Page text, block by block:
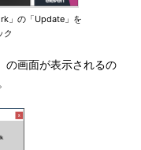
」の「Update」を
ク
画面が表示されるの